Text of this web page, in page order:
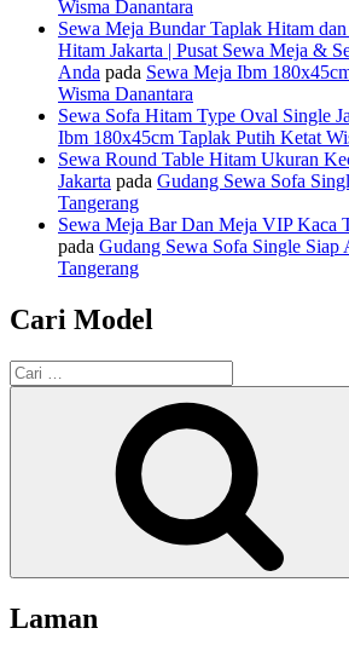
Wisma Danantara
Sewa Meja Bundar Taplak Hitam
Hitam Jakarta | Pusat Sewa Meja &
Anda pada Sewa Meja Ibm
Wisma Danantara
Sewa Sofa Hitam Type Oval Single
Ibm 180x45cm Taplak Putih Ketat
Sewa Round Table Hitam Ukuran
Jakarta pada Gudang Sewa Sofa
Tangerang
Sewa Meja Bar Dan Meja VIP Kaca
pada Gudang Sewa Sofa Single Siap
Tangerang
Cari Model
Pencarian
untuk:
Laman